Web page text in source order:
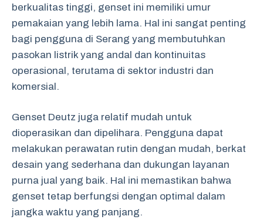
berkualitas tinggi, genset ini memiliki umur
pemakaian yang lebih lama. Hal ini sangat penting
bagi pengguna di Serang yang membutuhkan
pasokan listrik yang andal dan kontinuitas
operasional, terutama di sektor industri dan
komersial.
Genset Deutz juga relatif mudah untuk
dioperasikan dan dipelihara. Pengguna dapat
melakukan perawatan rutin dengan mudah, berkat
desain yang sederhana dan dukungan layanan
purna jual yang baik. Hal ini memastikan bahwa
genset tetap berfungsi dengan optimal dalam
jangka waktu yang panjang.